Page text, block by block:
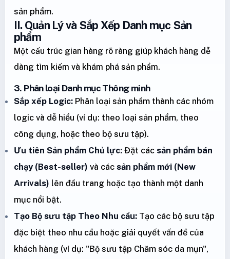
sản phẩm.
II. Quản Lý và Sắp Xếp Danh mục Sản
phẩm
Một cấu trúc gian hàng rõ ràng giúp khách hàng dễ
dàng tìm kiếm và khám phá sản phẩm.
3. Phân loại Danh mục Thông minh
Sắp xếp Logic: Phân loại sản phẩm thành các nhóm
logic và dễ hiểu (ví dụ: theo loại sản phẩm, theo
công dụng, hoặc theo bộ sưu tập).
Ưu tiên Sản phẩm Chủ lực: Đặt các sản phẩm bán
chạy (Best-seller) và các sản phẩm mới (New
Arrivals) lên đầu trang hoặc tạo thành một danh
mục nổi bật.
Tạo Bộ sưu tập Theo Nhu cầu: Tạo các bộ sưu tập
đặc biệt theo nhu cầu hoặc giải quyết vấn đề của
khách hàng (ví dụ: "Bộ sưu tập Chăm sóc da mụn",